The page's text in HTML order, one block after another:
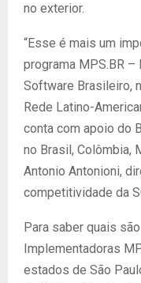
no exterior.
“Esse é mais um
programa MPS.BR
Software Brasileiro,
Rede Latino-
conta com apoio do
no Brasil, Colômbia,
Antonio Antonioni,
competitividade da
Para saber quais
Implementadoras
estados de São